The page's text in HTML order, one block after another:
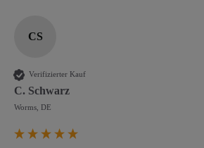
CS
Verifizierter Kauf
C. Schwarz
Worms, DE